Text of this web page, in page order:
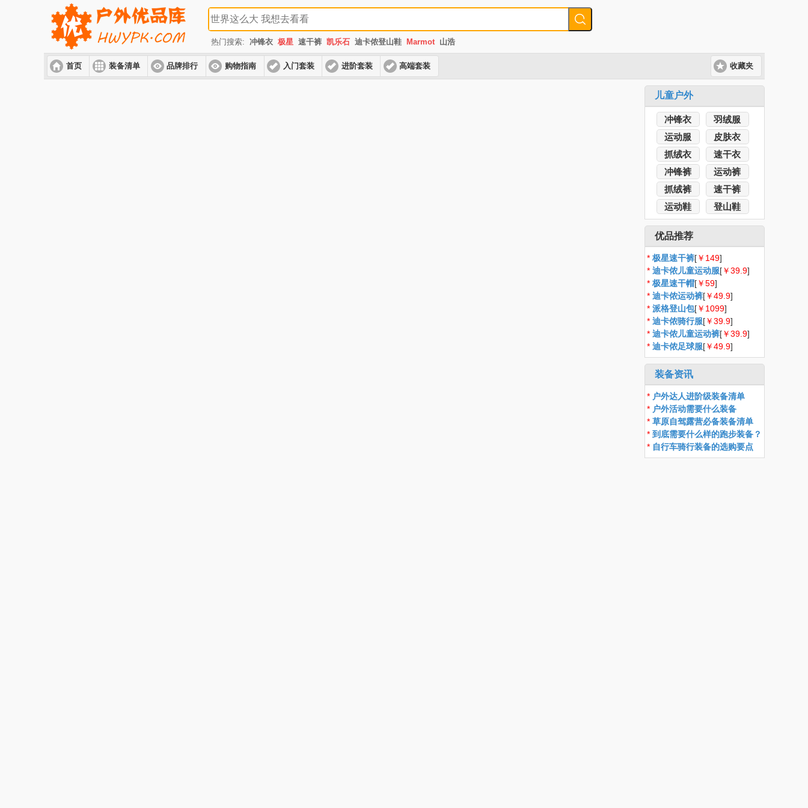
热门搜索: 冲锋衣 极星 速干裤 凯乐石 迪卡侬登山鞋 Marmot 山浩
首页 装备清单 品牌排行 购物指南 入门套装 进阶套装 高端套装 收藏夹
儿童户外
冲锋衣
羽绒服
运动服
皮肤衣
抓绒衣
速干衣
冲锋裤
运动裤
抓绒裤
速干裤
运动鞋
登山鞋
优品推荐
* 极星速干裤[￥149]
* 迪卡侬儿童运动服[￥39.9]
* 极星速干帽[￥59]
* 迪卡侬运动裤[￥49.9]
* 派格登山包[￥1099]
* 迪卡侬骑行服[￥39.9]
* 迪卡侬儿童运动裤[￥39.9]
* 迪卡侬足球服[￥49.9]
装备资讯
* 户外达人进阶级装备清单
* 户外活动需要什么装备
* 草原自驾露营必备装备清单
* 到底需要什么样的跑步装备？
* 自行车骑行装备的选购要点